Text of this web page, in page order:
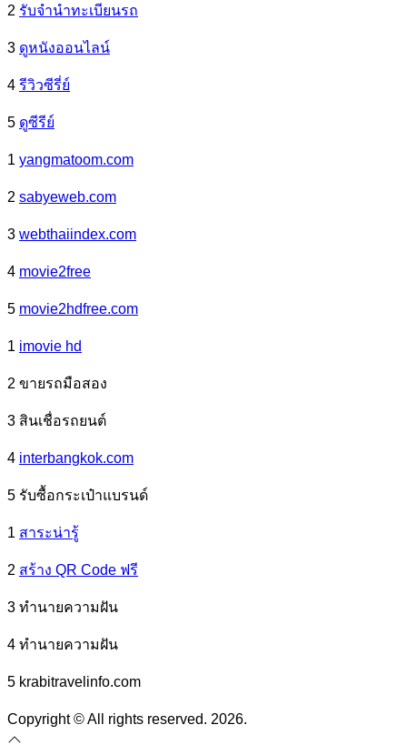
2 รับจํานําทะเบียนรถ
3 ดูหนังออนไลน์
4 รีวิวซีรี่ย์
5 ดูซีรีย์
1 yangmatoom.com
2 sabyeweb.com
3 webthaiindex.com
4 movie2free
5 movie2hdfree.com
1 imovie hd
2 ขายรถมือสอง
3 สินเชื่อรถยนต์
4 interbangkok.com
5 รับซื้อกระเป๋าแบรนด์
1 สาระน่ารู้
2 สร้าง QR Code ฟรี
3 ทํานายความฝัน
4 ทํานายความฝัน
5 krabitravelinfo.com
Copyright © All rights reserved. 2026.